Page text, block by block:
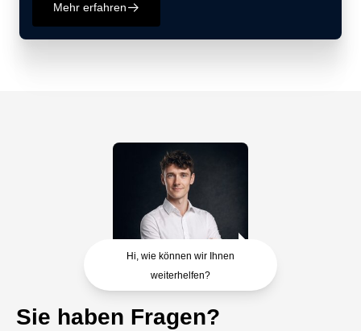
Mehr erfahren􀄫
Hi, wie können wir Ihnen
weiterhelfen?
Sie haben Fragen?